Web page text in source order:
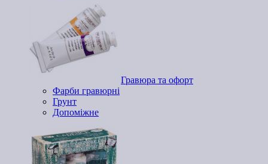
Гравюра та офорт
Фарби гравюрні
Грунт
Допоміжне